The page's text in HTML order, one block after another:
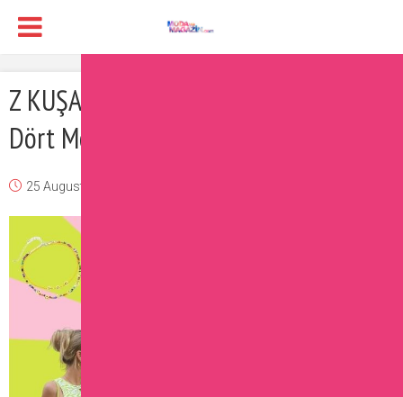
Z KUŞAĞI’NIN FAVORİLERİ: Rengarenk
Dört Moda Trendi
25 August 2021